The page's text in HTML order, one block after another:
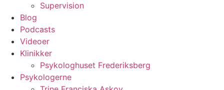
Supervision
Blog
Podcasts
Videoer
Klinikker
Psykologhuset Frederiksberg
Psykologerne